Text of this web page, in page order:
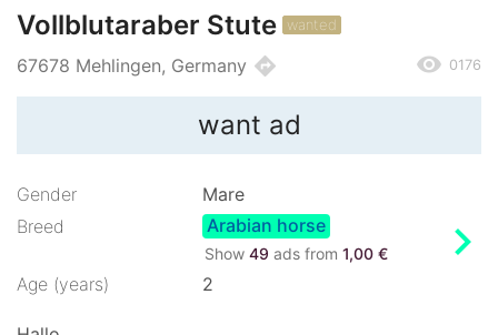
Vollblutaraber Stute wanted
67678 Mehlingen, Germany directions remove_red_eye 0176
want ad
Gender
Mare
Breed
Arabian horse
Show 49 ads from 1,00 € chevron_right
Age (years) 2